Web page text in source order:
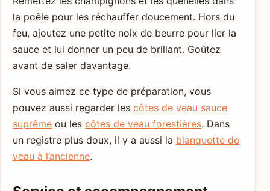
la poêle pour les réchauffer doucement. Hors du
feu, ajoutez une petite noix de beurre pour lier la
sauce et lui donner un peu de brillant. Goûtez
avant de saler davantage.
Si vous aimez ce type de préparation, vous
pouvez aussi regarder les côtes de veau sauce
suprême ou les côtes de veau forestières. Dans
un registre plus doux, il y a aussi la blanquette de
veau à l’ancienne.